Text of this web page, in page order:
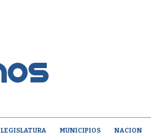
LEGISLATURA MUNICIPIOS NACION